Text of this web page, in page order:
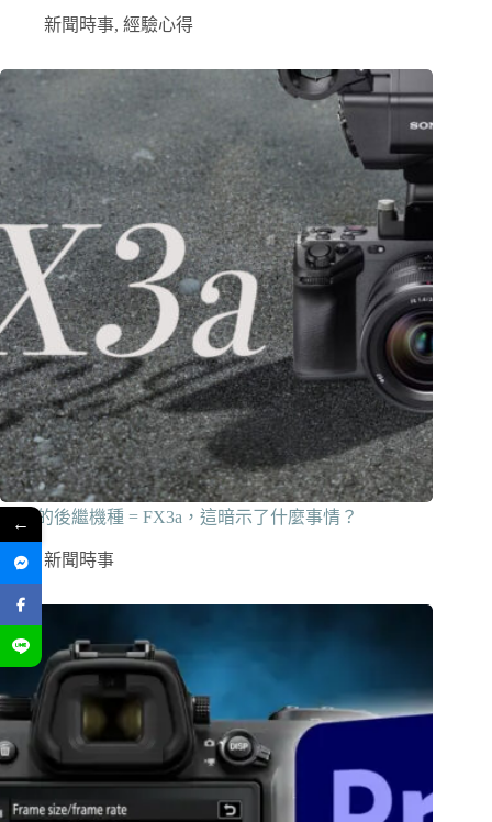
新聞時事, 經驗心得
FX3 的後繼機種 = FX3a，這暗示了什麼事情？
新聞時事
←